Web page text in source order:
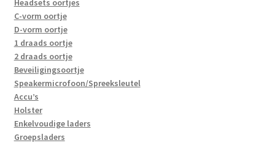
C-vorm oortje
D-vorm oortje
1 draads oortje
2 draads oortje
Beveiligingsoortje
Speakermicrofoon/Spreeksleutel
Accu’s
Holster
Enkelvoudige laders
Groepsladers